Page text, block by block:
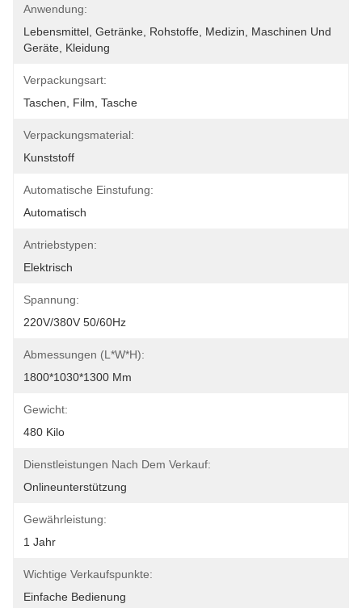
Anwendung:
Lebensmittel, Getränke, Rohstoffe, Medizin, Maschinen Und
Geräte, Kleidung
Verpackungsart:
Taschen, Film, Tasche
Verpackungsmaterial:
Kunststoff
Automatische Einstufung:
Automatisch
Antriebstypen:
Elektrisch
Spannung:
220V/380V 50/60Hz
Abmessungen (L*W*H):
1800*1030*1300 Mm
Gewicht:
480 Kilo
Dienstleistungen Nach Dem Verkauf:
Onlineunterstützung
Gewährleistung:
1 Jahr
Wichtige Verkaufspunkte:
Einfache Bedienung